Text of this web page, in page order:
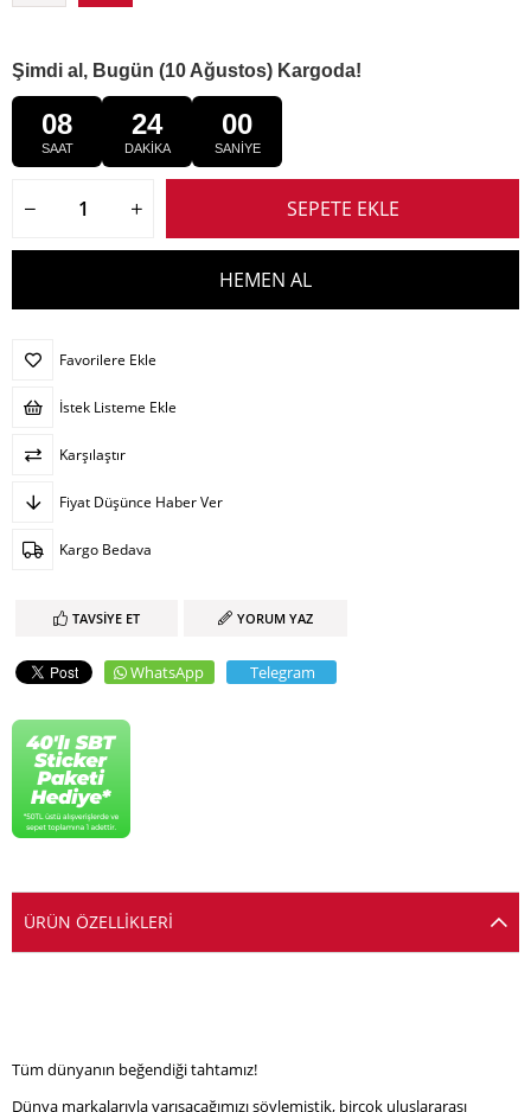
Şimdi al, Bugün (10 Ağustos) Kargoda!
08
SAAT
23
DAKİKA
59
SANİYE
Favorilere Ekle
İstek Listeme Ekle
Karşılaştır
Fiyat Düşünce Haber Ver
Kargo Bedava
TAVSIYE ET YORUM YAZ
WhatsApp Telegram
ÜRÜN ÖZELLIKLERI
Tüm dünyanın beğendiği tahtamız!
Dünya markalarıyla yarışacağımızı söylemiştik, birçok uluslararası